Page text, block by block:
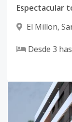
Espectacular
El Millon,
Desde 3